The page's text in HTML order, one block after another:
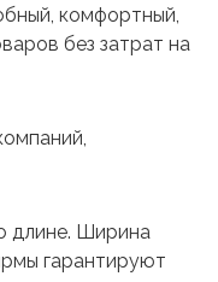
комфортный,
без затрат на
длине. Ширина
гарантируют